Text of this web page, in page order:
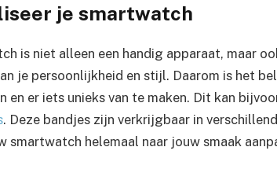
je smartwatch
is niet alleen een handig apparaat, maar
je persoonlijkheid en stijl. Daarom is het
en er iets unieks van te maken. Dit kan
. Deze bandjes zijn verkrijgbaar in
smartwatch helemaal naar jouw smaak